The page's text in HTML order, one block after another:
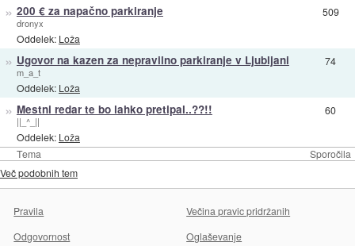
Tema Sporočila
» 200 € za napačno parkiranje
dronyx
Oddelek: Loža
509
» Ugovor na kazen za nepravilno parkiranje v Ljubljani
m_a_t
Oddelek: Loža
74
» Mestni redar te bo lahko pretipal..??!!
||_^_||
Oddelek: Loža
60
Več podobnih tem
Pravila
Večina pravic pridržanih
Odgovornost
Oglaševanje